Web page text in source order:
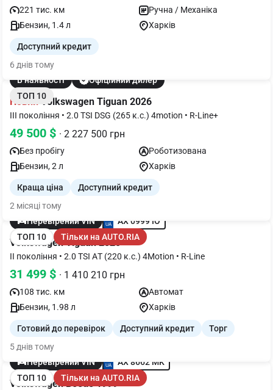
221 тис. км
Ручна / Механіка
Бензин, 1.4 л
Харків
Доступний кредит
6 днів тому
В наявності
Офіційний дилер
ТОП 10
НовийVolkswagen Tiguan 2026
III покоління • 2.0 TSI DSG (265 к.с.) 4motion • R-Line+
49 500 $ · 2 227 500 грн
Без пробігу
Роботизована
Бензин, 2 л
Харків
Краща ціна
Доступний кредит
2 місяці тому
Перевірений VIN
AX 0999 IO
ТОП 10
Тільки на AUTO.RIA
Volkswagen Tiguan 2020
II покоління • 2.0 TSI АT (220 к.с.) 4Мotion • R-Line
31 499 $ · 1 410 210 грн
108 тис. км
Автомат
Бензин, 1.98 л
Харків
Готовий до перевірок Доступний кредит
Торг
5 днів тому
Перевірений VIN
AX 8662 MK
ТОП 10
Тільки на AUTO.RIA
Volkswagen Beetle 1999